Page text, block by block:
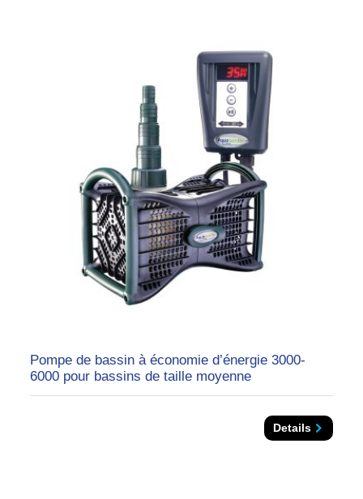
Pompe de bassin à économie d’énergie 3000-
6000 pour bassins de taille moyenne
Details